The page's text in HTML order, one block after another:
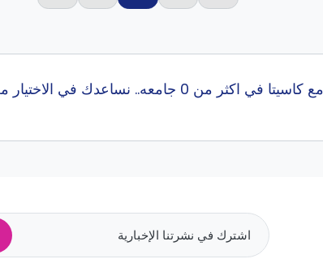
إبحث عن أفضل سكن طلاب في مع كاسيتا في اكثر من 0